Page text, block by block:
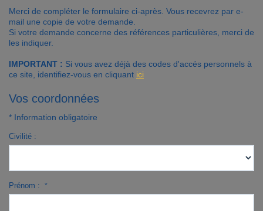
Contact
Accès clients
Merci de compléter le formulaire ci-après. Vous recevrez par e-
mail une copie de votre demande.
Si votre demande concerne des références particulières, merci de
les indiquer.
IMPORTANT : Si vous avez déjà des codes d'accés personnels à
ce site, identifiez-vous en cliquant ici
Vos coordonnées
* Information obligatoire
Civilité :
Prénom : *